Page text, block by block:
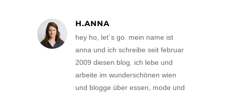
H.ANNA
hey ho, let´s go. mein name ist
anna und ich schreibe seit februar
2009 diesen blog. ich lebe und
arbeite im wunderschönen wien
und blogge über essen, mode und